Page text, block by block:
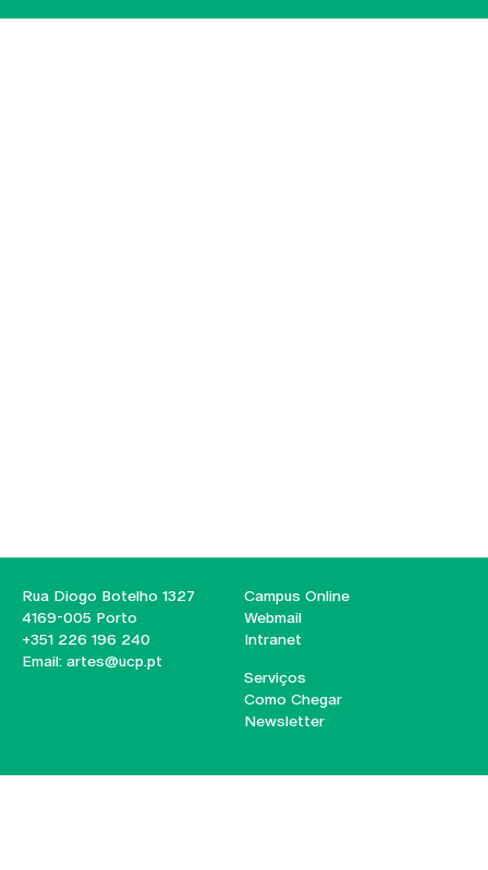
Rua Diogo Botelho 1327
4169-005 Porto
+351 226 196 240
Email: artes@ucp.pt
Campus Online
Webmail
Intranet
Serviços
Como Chegar
Newsletter